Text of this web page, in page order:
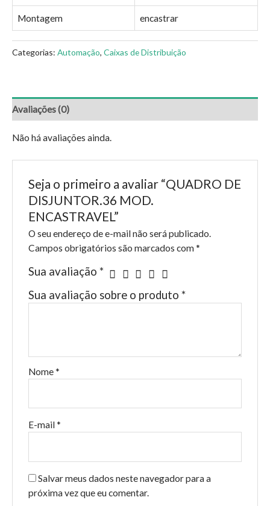
Montagem encastrar
Categorias: Automação, Caixas de Distribuição
Avaliações (0)
Não há avaliações ainda.
Seja o primeiro a avaliar “QUADRO DE
DISJUNTOR.36 MOD.
ENCASTRAVEL”
O seu endereço de e-mail não será publicado.
Campos obrigatórios são marcados com *
Sua avaliação *
Sua avaliação sobre o produto *
Nome *
E-mail *
Salvar meus dados neste navegador para a
próxima vez que eu comentar.